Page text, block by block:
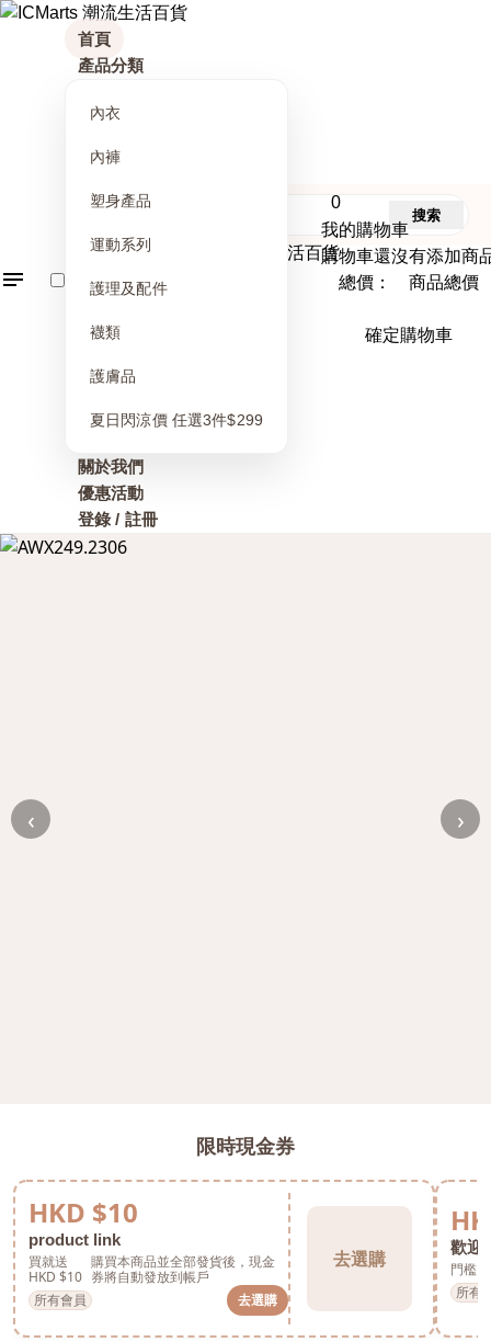
首頁
產品分類
內衣
內褲
塑身產品
運動系列
護理及配件
襪類
護膚品
夏日閃涼價 任選3件$299
關於我們
優惠活動
登錄 / 註冊
0
我的購物車
購物車還沒有添加商
總價： 商品總價
確定購物車
搜索
‹ ›
限時現金券
HKD $10
product link
買就送
HKD $10
購買本商品並全部發貨後，現金
券將自動發放到帳戶
所有會員
去選購
去選購
歡迎
門檻
所有